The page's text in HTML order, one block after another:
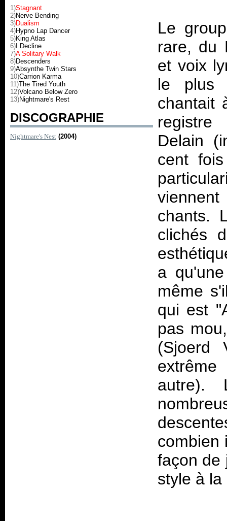
1)Stagnant
2)Nerve Bending
3)Dualism
4)Hypno Lap Dancer
5)King Atlas
6) I Decline
7)A Solitary Walk
8)Descenders
9)Absynthe Twin Stars
10)Carrion Karma
11)The Tired Youth
12)Volcano Below Zero
13)Nightmare's Rest
DISCOGRAPHIE
Nightmare's Nest (2004)
Le
rare, du
et voix
le plus
chantait
registre
Delain
cent
chants.
clichés
a
même
qui est
pas
(Sjoerd
autre).
combien
façon de